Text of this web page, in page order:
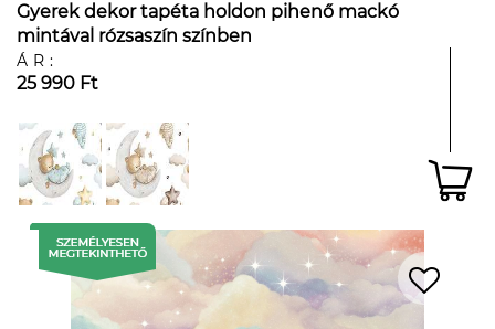
Gyerek dekor tapéta holdon pihenő mackó
mintával rózsaszín színben
ÁR:
25 990 Ft